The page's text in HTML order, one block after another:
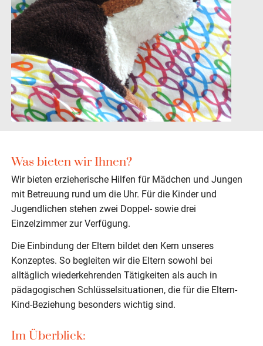
Was bieten wir Ihnen?
Wir bieten erzieherische Hilfen für Mädchen und Jungen
mit Betreuung rund um die Uhr. Für die Kinder und
Jugendlichen stehen zwei Doppel- sowie drei
Einzelzimmer zur Verfügung.
Die Einbindung der Eltern bildet den Kern unseres
Konzeptes. So begleiten wir die Eltern sowohl bei
alltäglich wiederkehrenden Tätigkeiten als auch in
pädagogischen Schlüsselsituationen, die für die Eltern-
Kind-Beziehung besonders wichtig sind.
Im Überblick: